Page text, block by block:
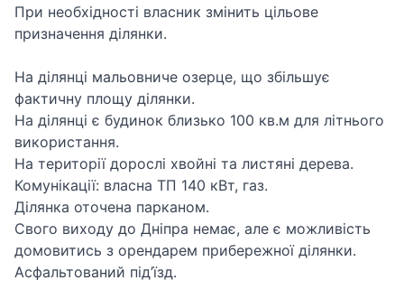
При необхідності власник змінить цільове
призначення ділянки.
На ділянці мальовниче озерце, що збільшує
фактичну площу ділянки.
На ділянці є будинок близько 100 кв.м для літнього
використання.
На території дорослі хвойні та листяні дерева.
Комунікації: власна ТП 140 кВт, газ.
Ділянка оточена парканом.
Свого виходу до Дніпра немає, але є можливість
домовитись з орендарем прибережної ділянки.
Асфальтований під’їзд.